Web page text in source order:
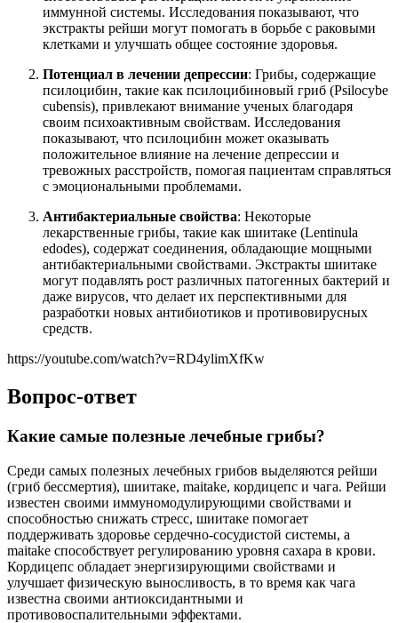
иммунной системы. Исследования показывают, что
экстракты рейши могут помогать в борьбе с раковыми
клетками и улучшать общее состояние здоровья.
Потенциал в лечении депрессии: Грибы, содержащие
псилоцибин, такие как псилоцибиновый гриб (Psilocybe
cubensis), привлекают внимание ученых благодаря
своим психоактивным свойствам. Исследования
показывают, что псилоцибин может оказывать
положительное влияние на лечение депрессии и
тревожных расстройств, помогая пациентам справляться
с эмоциональными проблемами.
Антибактериальные свойства: Некоторые
лекарственные грибы, такие как шиитаке (Lentinula
edodes), содержат соединения, обладающие мощными
антибактериальными свойствами. Экстракты шиитаке
могут подавлять рост различных патогенных бактерий и
даже вирусов, что делает их перспективными для
разработки новых антибиотиков и противовирусных
средств.
https://youtube.com/watch?v=RD4ylimXfKw
Вопрос-ответ
Какие самые полезные лечебные грибы?
Среди самых полезных лечебных грибов выделяются рейши
(гриб бессмертия), шиитаке, maitake, кордицепс и чага. Рейши
известен своими иммуномодулирующими свойствами и
способностью снижать стресс, шиитаке помогает
поддерживать здоровье сердечно-сосудистой системы, а
maitake способствует регулированию уровня сахара в крови.
Кордицепс обладает энергизирующими свойствами и
улучшает физическую выносливость, в то время как чага
известна своими антиоксидантными и
противовоспалительными эффектами.